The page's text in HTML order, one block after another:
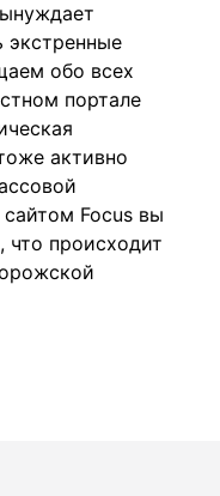
экстренные
обо всех
портале
активно
Focus вы
что происходит